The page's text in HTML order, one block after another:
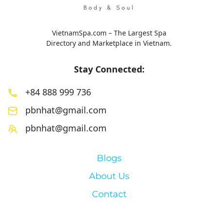
VietnamSpa.com – The Largest Spa
Directory and Marketplace in Vietnam.
Stay Connected:
+84 888 999 736
pbnhat@gmail.com
pbnhat@gmail.com
Blogs
About Us
Contact